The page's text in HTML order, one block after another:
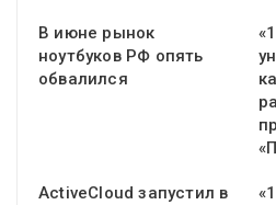
В июне рынок
ноутбуков РФ опять
обвалился
ActiveCloud запустил в